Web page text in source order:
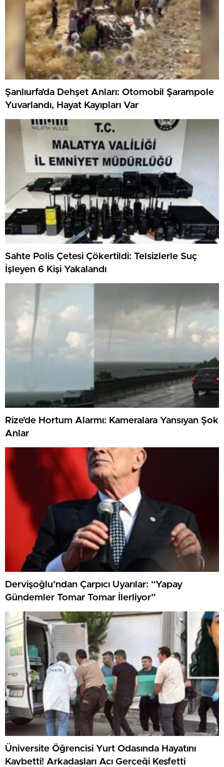
Şanlıurfa’da Dehşet Anları: Otomobil Şarampole
Yuvarlandı, Hayat Kayıpları Var
Sahte Polis Çetesi Çökertildi: Telsizlerle Suç
İşleyen 6 Kişi Yakalandı
Rize’de Hortum Alarmı: Kameralara Yansıyan Şok
Anlar
Dervişoğlu’ndan Çarpıcı Uyarılar: “Yapay
Gündemler Tomar Tomar İlerliyor”
Üniversite Öğrencisi Yurt Odasında Hayatını
Kaybetti! Arkadaşları Acı Gerçeği Keşfetti